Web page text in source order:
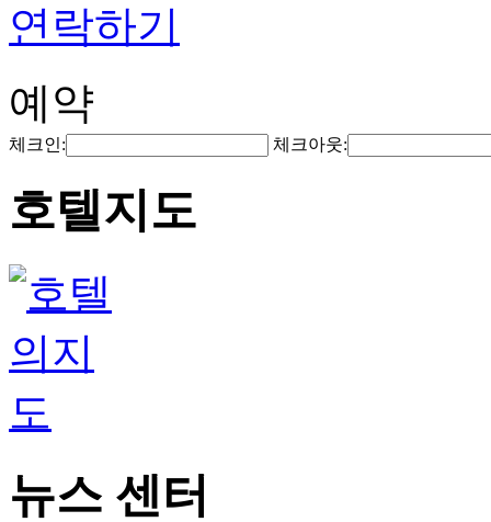
연락하기
예약
체크인: 체크아웃:
호텔지도
뉴스 센터